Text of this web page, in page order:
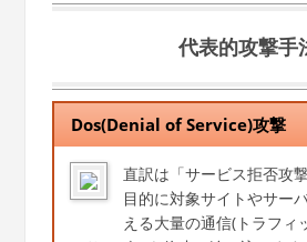
代表的攻撃手
Dos(Denial of Service)攻撃
直訳は「サービス拒否攻撃
目的に対象サイトやサー
える大量の通信(トラフィ